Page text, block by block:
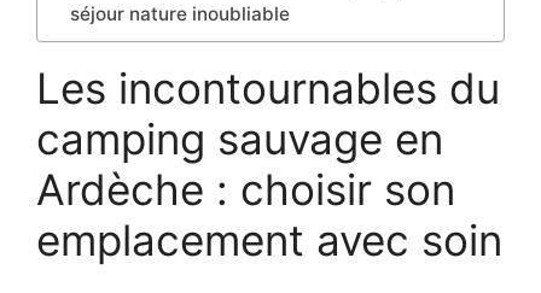
séjour nature inoubliable
Les incontournables du
camping sauvage en
Ardèche : choisir son
emplacement avec soin